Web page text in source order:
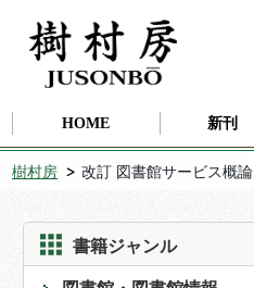
HOME 新刊
樹村房 改訂 図書館サービス概論
書籍ジャンル